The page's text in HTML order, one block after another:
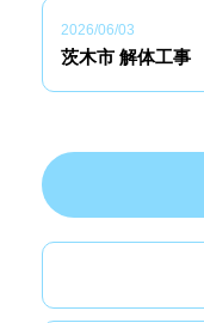
2026/06/03
茨木市 解体工事